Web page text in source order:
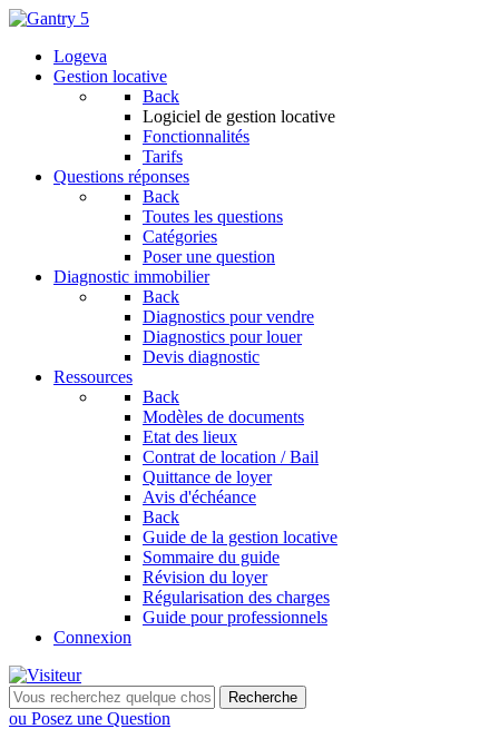
Logeva
Gestion locative
Back
Logiciel de gestion locative
Fonctionnalités
Tarifs
Questions réponses
Back
Toutes les questions
Catégories
Poser une question
Diagnostic immobilier
Back
Diagnostics pour vendre
Diagnostics pour louer
Devis diagnostic
Ressources
Back
Modèles de documents
Etat des lieux
Contrat de location / Bail
Quittance de loyer
Avis d'échéance
Back
Guide de la gestion locative
Sommaire du guide
Révision du loyer
Régularisation des charges
Guide pour professionnels
Connexion
Recherche
ou Posez une Question